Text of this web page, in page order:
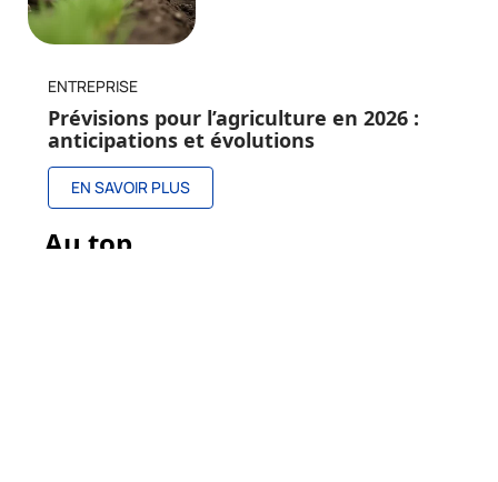
ENTREPRISE
Prévisions pour l’agriculture en 2026 :
anticipations et évolutions
EN SAVOIR PLUS
Au top